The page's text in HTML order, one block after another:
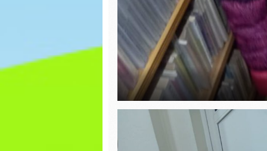
JASEŁKA
Wiatrak
matematyczny
Dzień Misia
Prawa Dziecka
DZIEŃ JEŻA
Święto
Niepodległości
Dzień Kundelka –
DZIEŃ
Dzień